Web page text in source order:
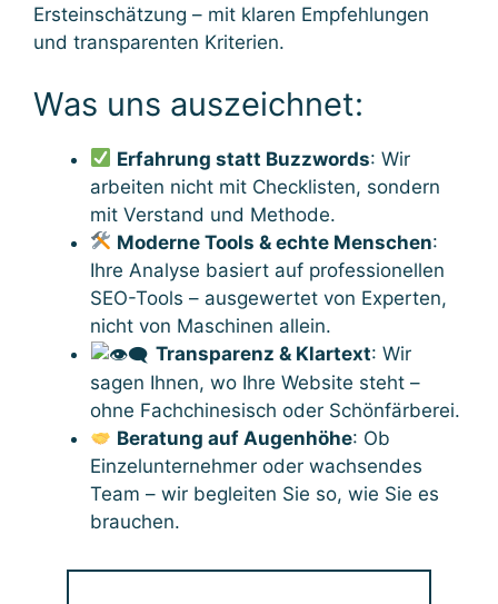
Ersteinschätzung – mit klaren Empfehlungen
und transparenten Kriterien.
Was uns auszeichnet:
Erfahrung statt Buzzwords: Wir
arbeiten nicht mit Checklisten, sondern
mit Verstand und Methode.
Moderne Tools & echte Menschen:
Ihre Analyse basiert auf professionellen
SEO-Tools – ausgewertet von Experten,
nicht von Maschinen allein.
Transparenz & Klartext: Wir
sagen Ihnen, wo Ihre Website steht –
ohne Fachchinesisch oder Schönfärberei.
Beratung auf Augenhöhe: Ob
Einzelunternehmer oder wachsendes
Team – wir begleiten Sie so, wie Sie es
brauchen.